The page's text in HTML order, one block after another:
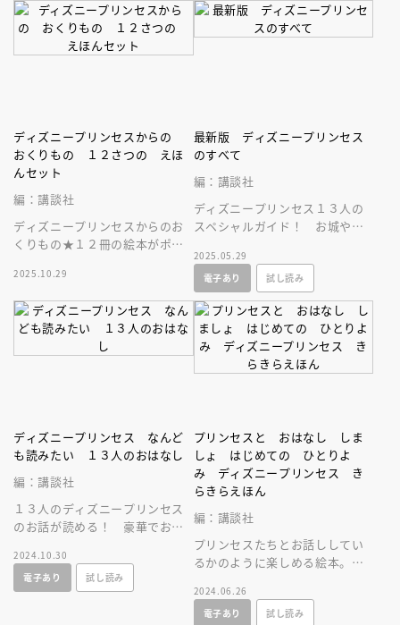
ディズニープリンセスからの
おくりもの １２さつの えほ
んセット
編：講談社
ディズニープリンセスからのお
くりもの★１２冊の絵本がポケ
ペシャルな一冊。プレゼントに
も最適♪
2025.10.29
最新版 ディズニープリンセス
のすべて
編：講談社
ディズニープリンセス１３人の
スペシャルガイド！ お城やラ
開！ 一冊でプリンセスのすべ
てがわかります
2025.05.29
電子あり
試し読み
ディズニープリンセス なんど
も読みたい １３人のおはなし
編：講談社
１３人のディズニープリンセス
のお話が読める！ 豪華でお得
聞かせに。プレゼントにも最適
です♪
2024.10.30
電子あり
試し読み
プリンセスと おはなし しま
しょ はじめての ひとりよ
み ディズニープリンセス き
らきらえほん
編：講談社
プリンセスたちとお話ししてい
るかのように楽しめる絵本。き
お子さんの宝物に！ ひとりよ
みにも。
2024.06.26
電子あり
試し読み